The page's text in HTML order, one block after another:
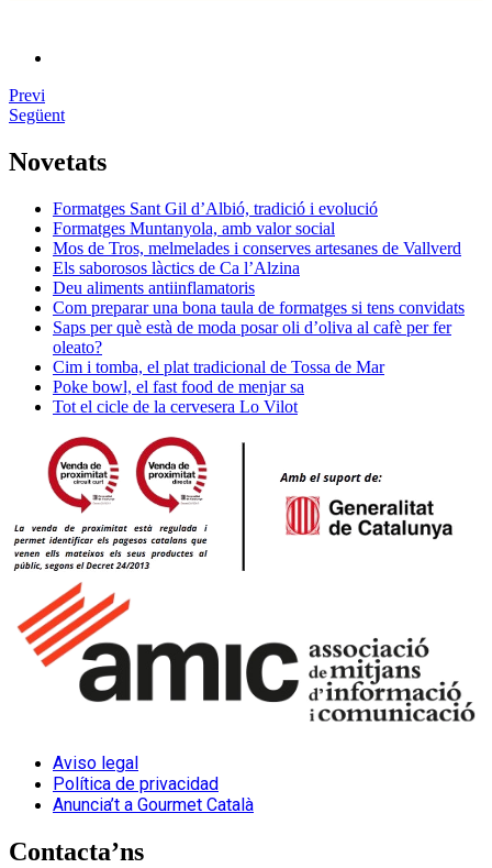
Previ
Següent
Novetats
Formatges Sant Gil d’Albió, tradició i evolució
Formatges Muntanyola, amb valor social
Mos de Tros, melmelades i conserves artesanes de Vallverd
Els saborosos làctics de Ca l’Alzina
Deu aliments antiinflamatoris
Com preparar una bona taula de formatges si tens convidats
Saps per què està de moda posar oli d’oliva al cafè per fer
oleato?
Cim i tomba, el plat tradicional de Tossa de Mar
Poke bowl, el fast food de menjar sa
Tot el cicle de la cervesera Lo Vilot
Aviso legal
Política de privacidad
Anuncia’t a Gourmet Català
Contacta’ns